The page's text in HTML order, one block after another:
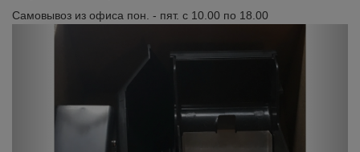
Самовывоз из офиса пон. - пят. с 10.00 по 18.00
Previous